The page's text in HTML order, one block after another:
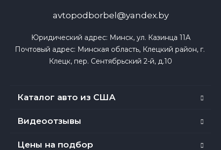
avtopodborbel@yandex.by
Юридический адрес: Минск, ул. Казинца 11А
Почтовый адрес: Минская область, Клецкий район, г.
Клецк, пер. Сентябрьский 2-й, д.10
Каталог авто из США
Видеоотзывы
Цены на подбор